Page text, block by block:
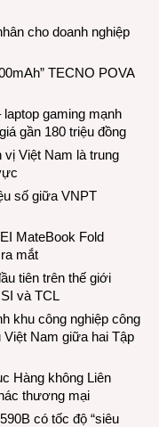
cho doanh nghiệp
TECNO POVA
gaming mạnh
gần 180 triệu đồng
Việt Nam là trung
số giữa VNPT
MateBook Fold
mắt
tiên trên thế giới
và TCL
khu công nghiệp công
Việt Nam giữa hai Tập
Hàng không Liên
thương mại
có tốc độ “siêu